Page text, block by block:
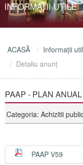
INFORMAŢII UTILE
ACASĂ Informaţii
Detaliu anunţ
PAAP - PLAN
Categoria: Achizitii
PAAP V59